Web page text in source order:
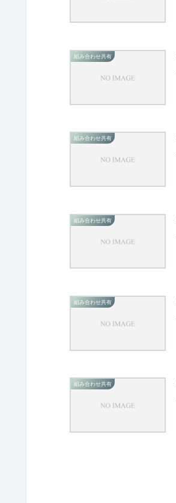
組み合わせ共有
組み合わせ共有
組み合わせ共有
組み合わせ共有
組み合わせ共有